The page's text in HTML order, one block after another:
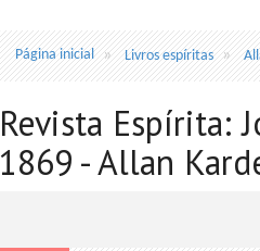
Página inicial Livros espíritas
Revista Espírita:
1869 - Allan